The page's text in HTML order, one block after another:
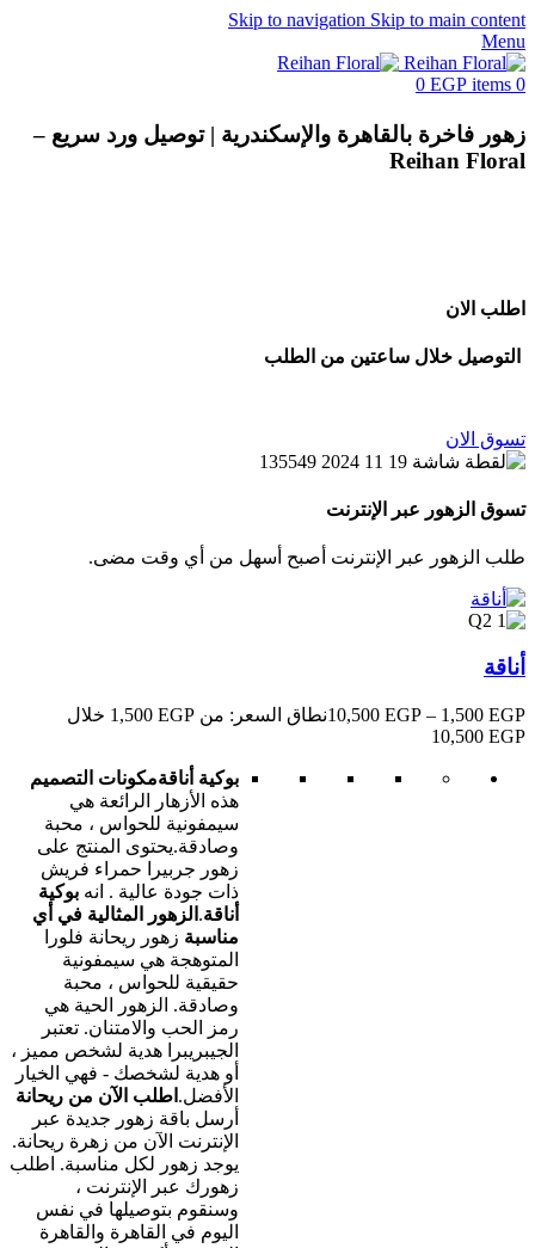
Skip to navigation Skip to main content
Menu
0
items
0 EGP
زهور فاخرة بالقاهرة والإسكندرية | توصيل ورد سريع –
Reihan Floral
اطلب الان
التوصيل خلال ساعتين من الطلب
تسوق الان
تسوق الزهور عبر الإنترنت
طلب الزهور عبر الإنترنت أصبح أسهل من أي وقت مضى.
أناقة
1,500 EGP
–
10,500 EGP
نطاق السعر: من ⁦1,500 EGP⁩ خلال
بوكية أناقةمكونات التصميم
هذه الأزهار الرائعة هي
سيمفونية للحواس ، محبة
وصادقة.يحتوى المنتج على
زهور جربيرا حمراء فريش
ذات جودة عالية . انه بوكية
أناقة. الزهور المثالية في أي
مناسبة زهور ريحانة فلورا
المتوهجة هي سيمفونية
حقيقية للحواس ، محبة
وصادقة. الزهور الحية هي
رمز الحب والامتنان. تعتبر
الجيبريبرا هدية لشخص مميز ،
أو هدية لشخصك - فهي الخيار
الأفضل. اطلب الآن من ريحانة
أرسل باقة زهور جديدة عبر
الإنترنت الآن من زهرة ريحانة.
يوجد زهور لكل مناسبة. اطلب
زهورك عبر الإنترنت ،
وسنقوم بتوصيلها في نفس
اليوم في القاهرة والقاهرة